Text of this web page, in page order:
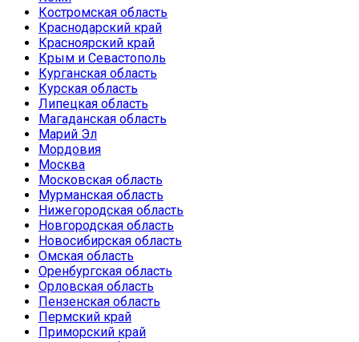
Костромская область
Краснодарский край
Красноярский край
Крым и Севастополь
Курганская область
Курская область
Липецкая область
Магаданская область
Марий Эл
Мордовия
Москва
Московская область
Мурманская область
Нижегородская область
Новгородская область
Новосибирская область
Омская область
Оренбургская область
Орловская область
Пензенская область
Пермский край
Приморский край